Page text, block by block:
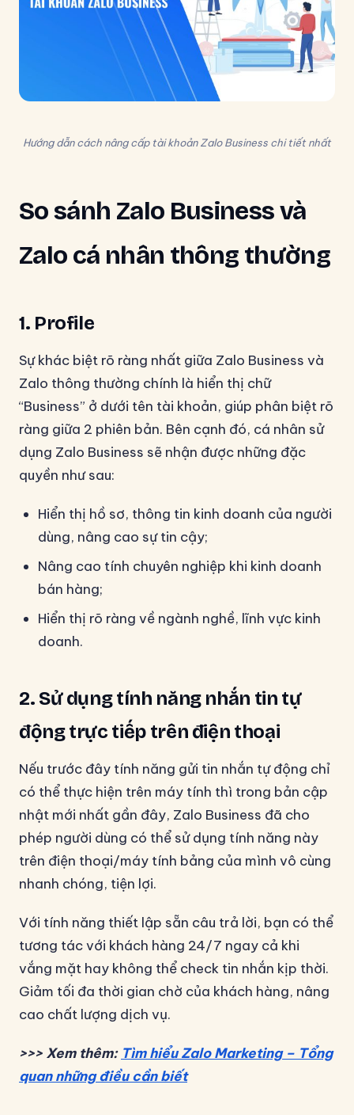
Hướng dẫn cách nâng cấp tài khoản Zalo Business chi tiết nhất
So sánh Zalo Business và
Zalo cá nhân thông thường
1. Profile
Sự khác biệt rõ ràng nhất giữa Zalo Business và
Zalo thông thường chính là hiển thị chữ
“Business” ở dưới tên tài khoản, giúp phân biệt rõ
ràng giữa 2 phiên bản. Bên cạnh đó, cá nhân sử
dụng Zalo Business sẽ nhận được những đặc
quyền như sau:
Hiển thị hồ sơ, thông tin kinh doanh của người
dùng, nâng cao sự tin cậy;
Nâng cao tính chuyên nghiệp khi kinh doanh
bán hàng;
Hiển thị rõ ràng về ngành nghề, lĩnh vực kinh
doanh.
2. Sử dụng tính năng nhắn tin tự
động trực tiếp trên điện thoại
Nếu trước đây tính năng gửi tin nhắn tự động chỉ
có thể thực hiện trên máy tính thì trong bản cập
nhật mới nhất gần đây, Zalo Business đã cho
phép người dùng có thể sử dụng tính năng này
trên điện thoại/máy tính bảng của mình vô cùng
nhanh chóng, tiện lợi.
Với tính năng thiết lập sẵn câu trả lời, bạn có thể
tương tác với khách hàng 24/7 ngay cả khi
vắng mặt hay không thể check tin nhắn kịp thời.
Giảm tối đa thời gian chờ của khách hàng, nâng
cao chất lượng dịch vụ.
>>> Xem thêm: Tìm hiểu Zalo Marketing – Tổng
quan những điều cần biết